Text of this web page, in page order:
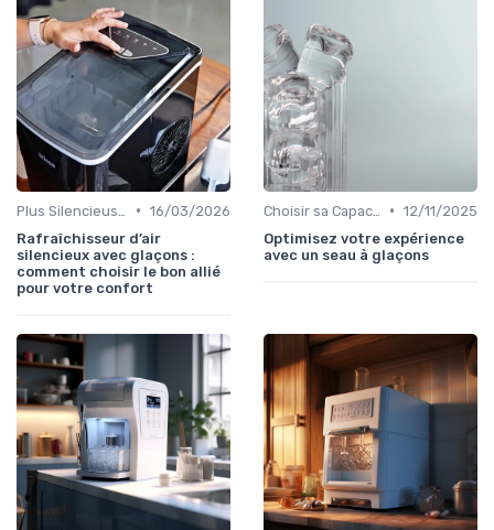
• 16/03/2026
Rafraîchisseur d’air
silencieux avec glaçons :
comment choisir le bon allié
pour votre confort
• 12/11/2025
Optimisez votre expérience
avec un seau à glaçons